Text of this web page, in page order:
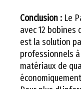
Conclusion : Le
avec 12 bobines
est la solution
professionnels
matériaux de